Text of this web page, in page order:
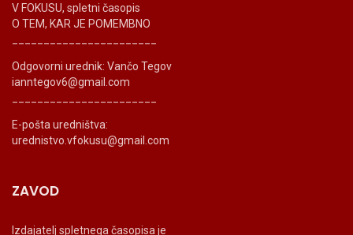
V FOKUSU, spletni časopis
O TEM, KAR JE POMEMBNO
Odgovorni urednik: Vančo Tegov
ianntegov6@gmail.com
E-pošta uredništva:
urednistvo.vfokusu@gmail.com
ZAVOD
Izdajatelj spletnega časopisa je